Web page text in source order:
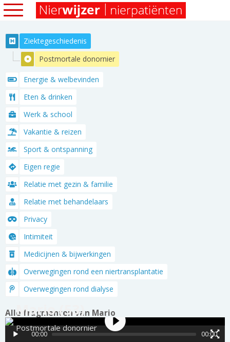
Ziektegeschiedenis
Postmortale donornier
Energie & welbevinden
Eten & drinken
Werk & school
Vakantie & reizen
Sport & ontspanning
Eigen regie
Relatie met gezin & familie
Relatie met behandelaars
Privacy
Intimiteit
Medicijnen & bijwerkingen
Overwegingen rond een niertransplantatie
Overwegingen rond dialyse
Alle fragmenten van Mario
Mario (53)
Postmortale donornier
00:00 00:00